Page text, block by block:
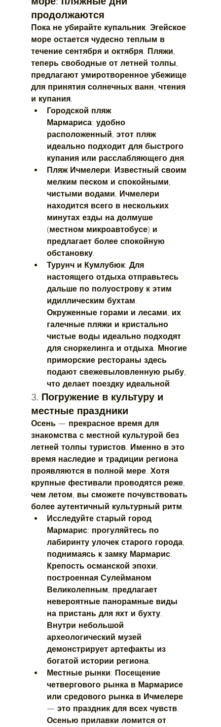
продолжаются
Пока не убирайте купальник. Эгейское
море остается чудесно теплым в
течение сентября и октября. Пляжи,
теперь свободные от летней толпы,
предлагают умиротворенное убежище
для принятия солнечных ванн, чтения
и купания.
Городской пляж
Мармариса: удобно
расположенный, этот пляж
идеально подходит для быстрого
купания или расслабляющего дня.
Пляж Ичмелери: Известный своим
мелким песком и спокойными,
чистыми водами, Ичмелери
находится всего в нескольких
минутах езды на долмуше
(местном микроавтобусе) и
предлагает более спокойную
обстановку.
Турунч и Кумлубюк: Для
настоящего отдыха отправьтесь
дальше по полуострову к этим
идиллическим бухтам.
Окруженные горами и лесами, их
галечные пляжи и кристально
чистые воды идеально подходят
для сноркелинга и отдыха. Многие
приморские рестораны здесь
подают свежевыловленную рыбу,
что делает поездку идеальной.
3. Погружение в культуру и
местные праздники
Осень — прекрасное время для
знакомства с местной культурой без
летней толпы туристов. Именно в это
время наследие и традиции региона
проявляются в полной мере. Хотя
крупные фестивали проводятся реже,
чем летом, вы сможете почувствовать
более аутентичный культурный ритм.
Исследуйте старый город
Мармарис: прогуляйтесь по
лабиринту улочек старого города,
поднимаясь к замку Мармарис.
Крепость османской эпохи,
построенная Сулейманом
Великолепным, предлагает
невероятные панорамные виды
на пристань для яхт и бухту.
Внутри небольшой
археологический музей
демонстрирует артефакты из
богатой истории региона.
Местные рынки: Посещение
четвергового рынка в Мармарисе
или средового рынка в Ичмелере
— это праздник для всех чувств.
Осенью прилавки ломится от